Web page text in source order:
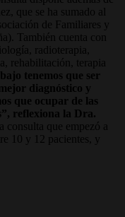
que se ha sumado al
de Familiares y
También cuenta con
radioterapia,
rehabilitación, terapia
tenemos que ser
diagnóstico y
que ocupar de las
reflexiona la Dra.
consulta que empezó a
10 y 12 pacientes, y